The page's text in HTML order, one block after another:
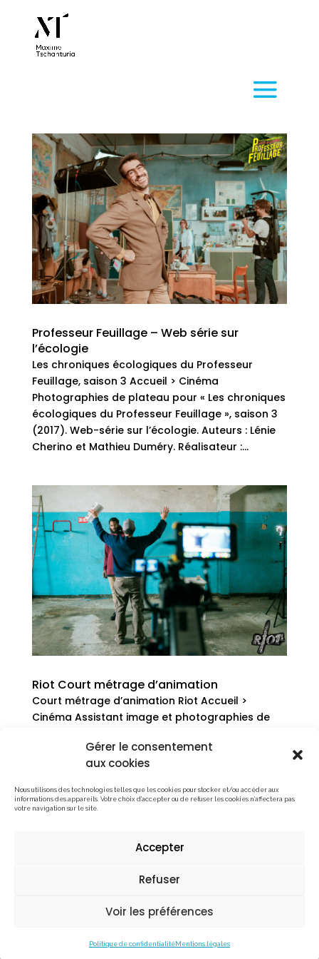
Gérer le consentement
aux cookies
Nous utilisons des technologies telles que les cookies pour stocker et/ou accéder aux
informations des appareils. Votre choix d’accepter ou de refuser les cookies n’affectera pas
votre navigation sur le site.
Accepter
Refuser
Voir les préférences
Politique de confidentialitéMentions légales
Professeur Feuillage – Web série sur
l’écologie
Les chroniques écologiques du Professeur
Feuillage, saison 3 Accueil > Cinéma
Photographies de plateau pour « Les chroniques
écologiques du Professeur Feuillage », saison 3
(2017). Web-série sur l’écologie. Auteurs : Lénie
Cherino et Mathieu Duméry. Réalisateur :...
Riot Court métrage d’animation
Court métrage d’animation Riot Accueil >
Cinéma Assistant image et photographies de
réalisé par Frank Ternier en 2017.Un court
métrage aux multiples récompenses et
Tous droits réservés © Maxime Tschanturia | © Max